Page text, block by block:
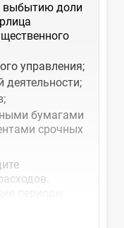
выбытию доли
управления;
деятельности;
бумагами
срочных